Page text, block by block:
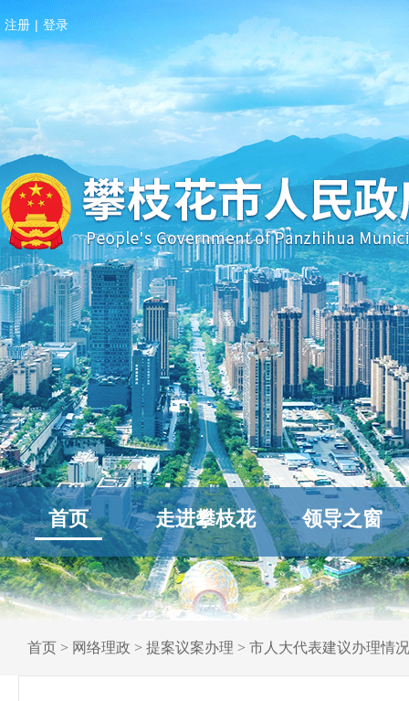
注册 | 登录
首页 走进攀枝花 领导之窗
首页 > 网络理政 > 提案议案办理 > 市人大代表建议办理情况